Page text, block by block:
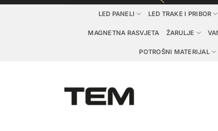
LED PANELI LED TRAKE I PRIBOR
MAGNETNA RASVJETA ŽARULJE
POTROŠNI MATERIJAL